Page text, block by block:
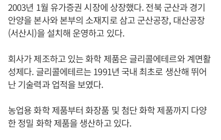
2003년 1월 유가증권 시장에 상장했다. 전북 군산과 경기
안양을 본사와 본부의 소재지로 삼고 군산공장, 대산공장
(서산시)을 설치해 운영하고 있다.
회사가 제조하고 있는 화학 제품은 글리콜에테르와 계면활
성제다. 글리콜에테르는 1991년 국내 최초로 생산해 뛰어
난 기술력과 업적을 보였다.
농업용 화학 제품부터 화장품 및 첨단 화학 제품까지 다양
한 정밀 화학 제품을 생산하고 있다.